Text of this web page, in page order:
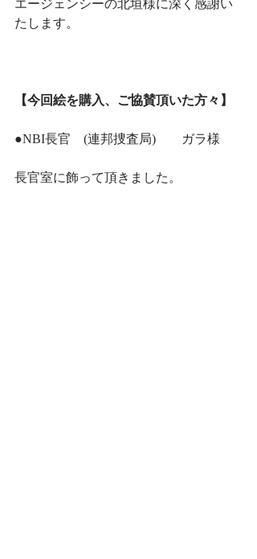
エージェンシーの北垣様に深く感謝い
たします。
【今回絵を購入、ご協賛頂いた方々】
●NBI長官　(連邦捜査局)　　ガラ様
長官室に飾って頂きました。